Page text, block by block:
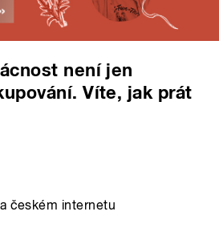
není jen
Víte, jak prát
českém internetu